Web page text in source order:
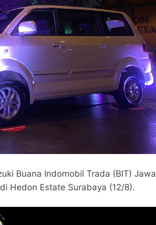
Buana Indomobil Trada (BIT) Jawa
Hedon Estate Surabaya (12/8).